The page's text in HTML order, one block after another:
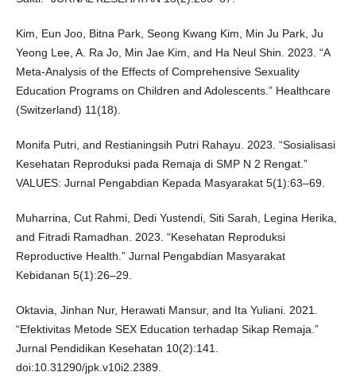
Kim, Eun Joo, Bitna Park, Seong Kwang Kim, Min Ju Park, Ju
Yeong Lee, A. Ra Jo, Min Jae Kim, and Ha Neul Shin. 2023. “A
Meta-Analysis of the Effects of Comprehensive Sexuality
Education Programs on Children and Adolescents.” Healthcare
(Switzerland) 11(18).
Monifa Putri, and Restianingsih Putri Rahayu. 2023. “Sosialisasi
Kesehatan Reproduksi pada Remaja di SMP N 2 Rengat.”
VALUES: Jurnal Pengabdian Kepada Masyarakat 5(1):63–69.
Muharrina, Cut Rahmi, Dedi Yustendi, Siti Sarah, Legina Herika,
and Fitradi Ramadhan. 2023. “Kesehatan Reproduksi
Reproductive Health.” Jurnal Pengabdian Masyarakat
Kebidanan 5(1):26–29.
Oktavia, Jinhan Nur, Herawati Mansur, and Ita Yuliani. 2021.
“Efektivitas Metode SEX Education terhadap Sikap Remaja.”
Jurnal Pendidikan Kesehatan 10(2):141.
doi:10.31290/jpk.v10i2.2389.